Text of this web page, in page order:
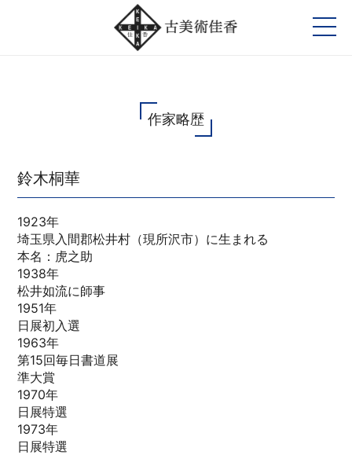
作家略歴
鈴木桐華
1923年
埼玉県入間郡松井村（現所沢市）に生まれる
本名：虎之助
1938年
松井如流に師事
1951年
日展初入選
1963年
第15回毎日書道展
準大賞
1970年
日展特選
1973年
日展特選